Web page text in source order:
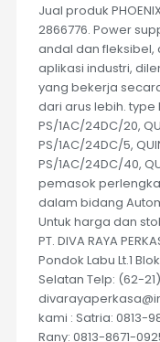
Jual produk
2866776. Power
andal dan
aplikasi industri,
yang bekerja
dari arus lebih. type
PS/1AC/24DC/20,
PS/1AC/24DC/5,
PS/1AC/24DC/40,
pemasok
dalam bidang
Untuk harga dan
PT. DIVA RAYA
Pondok Labu Lt.1
Selatan Telp: (62-
kami : Satria: 0813-
Rany: 0813-8671-